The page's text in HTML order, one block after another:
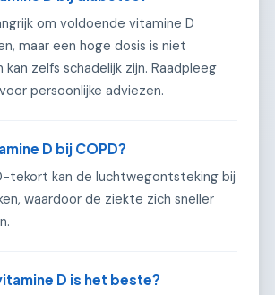
om voldoende vitamine D
maar een hoge dosis is niet
kan zelfs schadelijk zijn. Raadpleeg
persoonlijke adviezen.
D bij COPD?
tekort kan de luchtwegontsteking bij
waardoor de ziekte zich sneller
D is het beste?